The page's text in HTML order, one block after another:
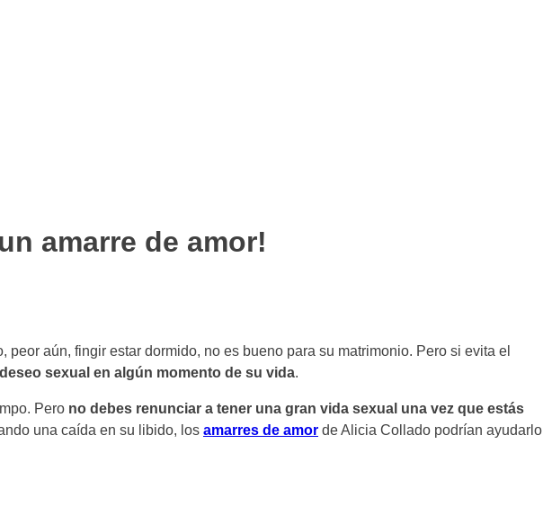
amarre de amor!
aún, fingir estar dormido, no es bueno para su matrimonio. Pero si evita el
sexual en algún momento de su vida.
Pero no debes renunciar a tener una gran vida sexual una vez que estás
una caída en su libido, los amarres de amor de Alicia Collado podrían ayudarlo